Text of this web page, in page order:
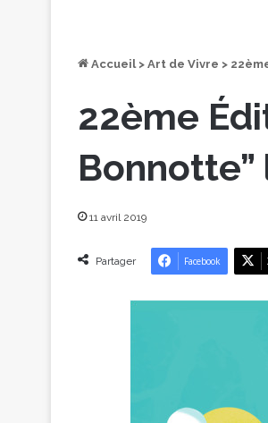
Accueil > Art de Vivre >
22ème
Bonnotte”
11 avril 2019
Partager Facebook